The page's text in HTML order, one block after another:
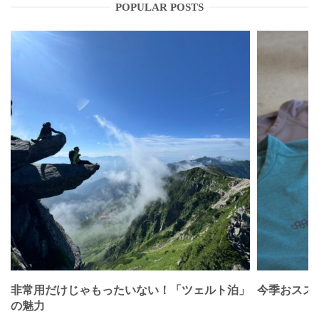
POPULAR POSTS
非常用だけじゃもったいない！「ツェルト泊」
の魅力
今季おスス